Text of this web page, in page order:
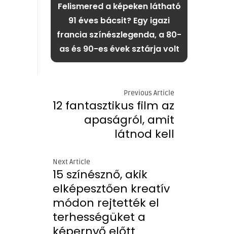
Felismered a képeken látható
91 éves bácsit? Egy igazi
francia színészlegenda, a 80-
as és 90-es évek sztárja volt
Previous Article
12 fantasztikus film az
apaságról, amit
látnod kell
Next Article
15 színésznő, akik
elképesztően kreatív
módon rejtették el
terhességüket a